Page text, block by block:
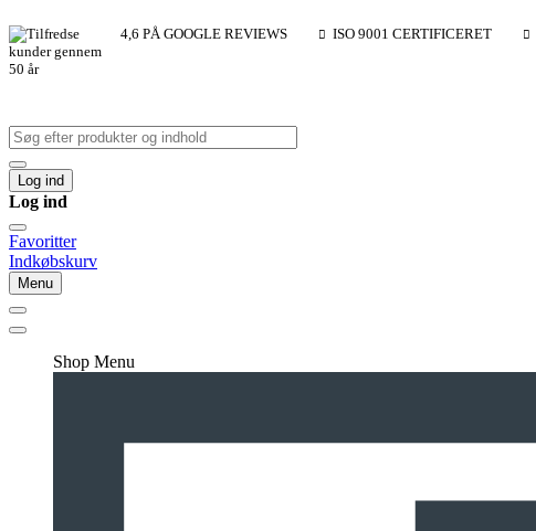
4,6 PÅ GOOGLE REVIEWS ISO 9001 CERTIFICERET
Log ind
Log ind
Favoritter
Indkøbskurv
Menu
Shop Menu